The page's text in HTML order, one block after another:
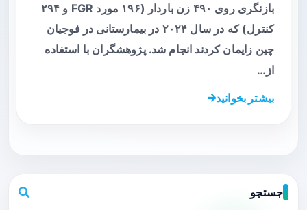
بازنگری روی ۴۹۰ زن باردار (۱۹۶ مورد FGR و ۲۹۴
کنترل) که در سال ۲۰۲۴ در بیمارستانی در فوجیان
چین زایمان کردند انجام شد. پژوهشگران با استفاده
از…
بیشتر بخوانید
جستجو